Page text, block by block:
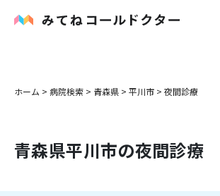
内科
花粉症
ホーム > 病院検索 > 青森県 > 平川市 > 夜間診療
青森県平川市の夜間診療